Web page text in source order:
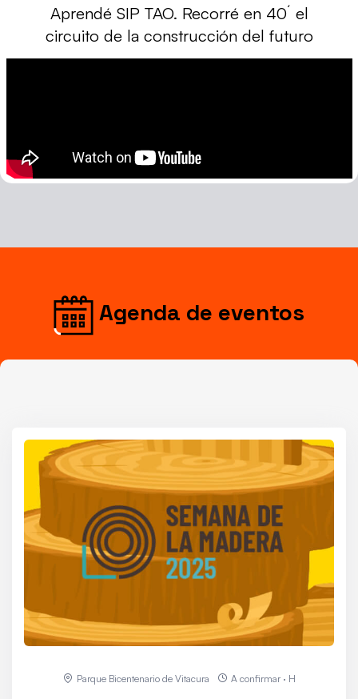
Aprendé SIP TAO. Recorré en 40´ el
circuito de la construcción del futuro
Agenda de eventos
Parque Bicentenario de Vitacura A confirmar · H